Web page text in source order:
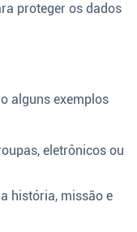
proteger os dados
alguns exemplos
eletrônicos ou
história, missão e